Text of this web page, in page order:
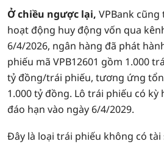
Ở chiều ngược lại, VPBank
hoạt động huy động vốn qua
6/4/2026, ngân hàng đã phát
phiếu mã VPB12601 gồm 1.000
tỷ đồng/trái phiếu, tương ứng
1.000 tỷ đồng. Lô trái phiếu có kỳ
đáo hạn vào ngày 6/4/2029.
Đây là loại trái phiếu không có